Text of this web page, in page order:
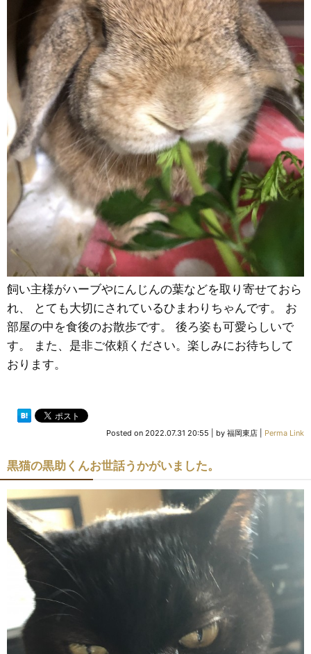
飼い主様がハーブやにんじんの葉などを取り寄せておら
れ、 とても大切にされているひまわりちゃんです。 お
部屋の中を食後のお散歩です。 後ろ姿も可愛らしいで
す。 また、是非ご依頼ください。楽しみにお待ちして
おります。
Posted on 2022.07.31 20:55 by 福岡東店 Perma Link
黒猫の黒助くんお世話うかがいました。